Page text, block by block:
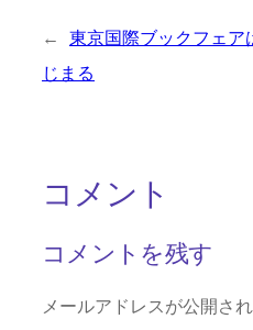
←
東京国際ブックフェア
じまる
コメント
コメントを残す
メールアドレスが公開さ